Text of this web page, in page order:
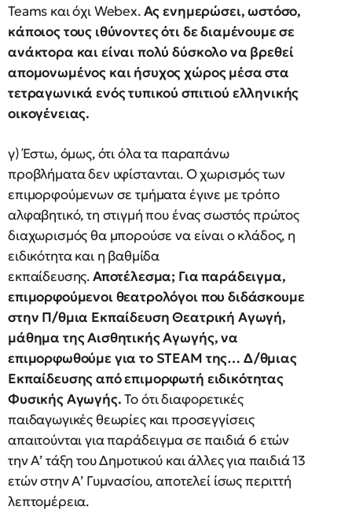
Teams και όχι Webex.Ας ενημερώσει, ωστόσο,
κάποιος τους ιθύνοντες ότι δε διαμένουμε σε
ανάκτορα και είναι πολύ δύσκολο να βρεθεί
απομονωμένος και ήσυχος χώρος μέσα στα
τετραγωνικά ενός τυπικού σπιτιού ελληνικής
οικογένειας.
γ) Έστω, όμως, ότι όλα τα παραπάνω
προβλήματα δεν υφίστανται. Ο χωρισμός των
επιμορφούμενων σε τμήματα έγινε με τρόπο
αλφαβητικό, τη στιγμή που ένας σωστός πρώτος
διαχωρισμός θα μπορούσε να είναι ο κλάδος, η
ειδικότητα και η βαθμίδα
εκπαίδευσης.Αποτέλεσμα; Για παράδειγμα,
επιμορφούμενοι θεατρολόγοι που διδάσκουμε
στην Π/θμια Εκπαίδευση Θεατρική Αγωγή,
μάθημα της Αισθητικής Αγωγής, να
επιμορφωθούμε για το STEAM της… Δ/θμιας
Εκπαίδευσης από επιμορφωτή ειδικότητας
Φυσικής Αγωγής.Το ότι διαφορετικές
παιδαγωγικές θεωρίες και προσεγγίσεις
απαιτούνται για παράδειγμα σε παιδιά 6 ετών
την Α’ τάξη του Δημοτικού και άλλες για παιδιά 13
ετών στην Α’ Γυμνασίου, αποτελεί ίσως περιττή
λεπτομέρεια.